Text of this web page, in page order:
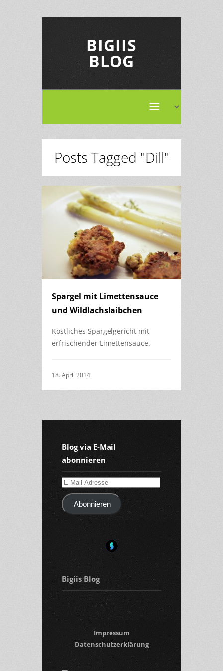
BIGIIS
BLOG
Posts Tagged "Dill"
Spargel mit Limettensauce
und Wildlachslaibchen
Köstliches Spargelgericht mit
erfrischender Limettensauce.
18. April 2014
Blog via E-Mail
abonnieren
E-
Mail-
AdresseAbonnieren
Bigiis Blog
Impressum
Datenschutzerklärung